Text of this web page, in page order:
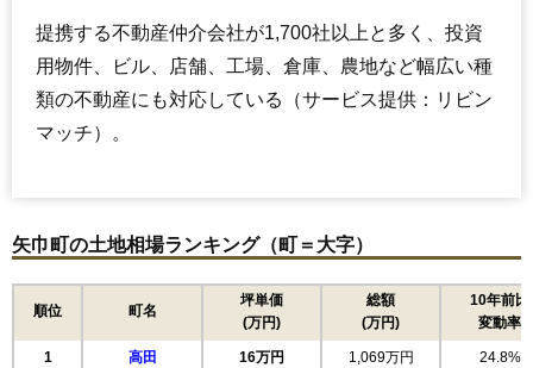
提携する不動産仲介会社が1,700社以上と多く、投資
用物件、ビル、店舗、工場、倉庫、農地など幅広い種
類の不動産にも対応している（サービス提供：リビン
マッチ）。
矢巾町の土地相場ランキング（町＝大字）
順位 町名
坪単価
(万円)
総額
(万円)
10年前比
変動率
1 高田 16万円 1,069万円 24.8%